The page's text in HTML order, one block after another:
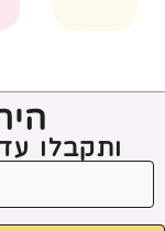
ותקבלו